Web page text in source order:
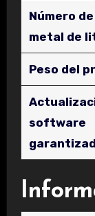
Número
metal de
Peso del
software